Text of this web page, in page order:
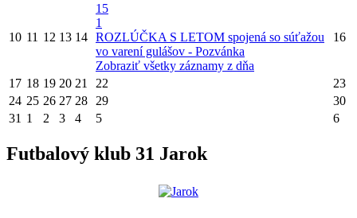
10 11 12 13 14
15
1
ROZLÚČKA S LETOM spojená so súťažou
vo varení gulášov - Pozvánka
Zobraziť všetky záznamy z dňa
16
17 18 19 20 21 22
23
24 25 26 27 28 29
30
31 1 2 3 4 5 6
Futbalový klub 31 Jarok